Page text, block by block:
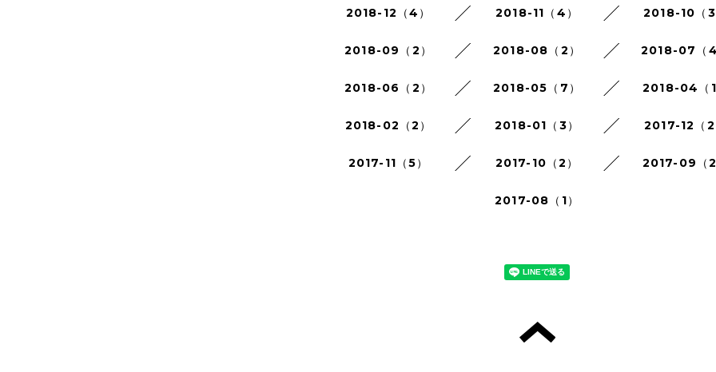
2018-12（4） 2018-11（4） 2018-10（3
2018-09（2） 2018-08（2） 2018-07（4
2018-06（2） 2018-05（7） 2018-04（1
2018-02（2） 2018-01（3） 2017-12（2
2017-11（5） 2017-10（2） 2017-09（2
2017-08（1）